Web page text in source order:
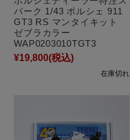
パーク 1/43 ポルシェ 911
GT3 RS マンタイキット
ゼブラカラー
WAP0203010TGT3
¥19,800(税込)
在庫切れ